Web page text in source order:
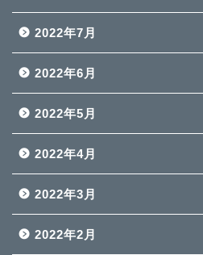
2022年7月
2022年6月
2022年5月
2022年4月
2022年3月
2022年2月